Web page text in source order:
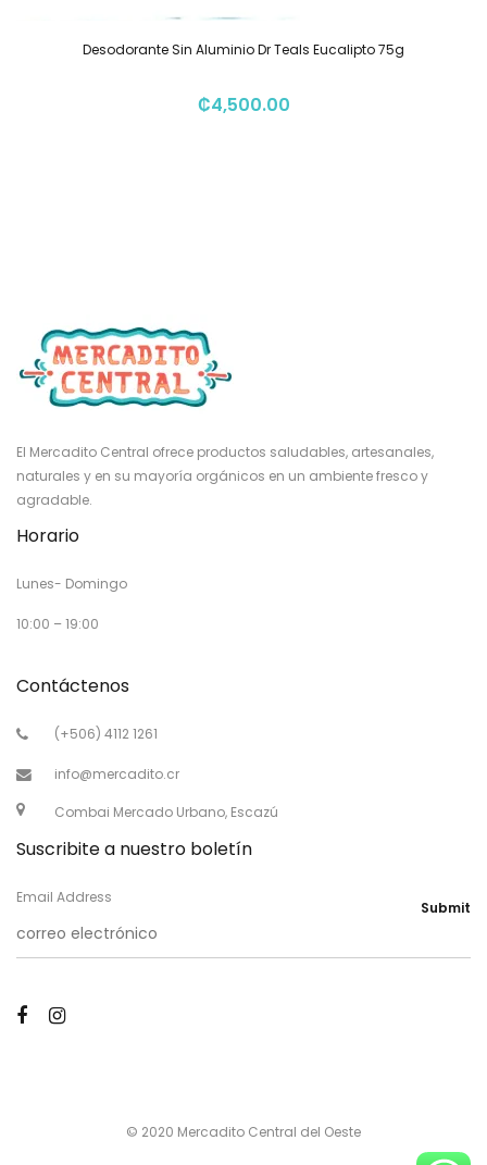
Desodorante Sin Aluminio Dr Teals Eucalipto 75g
₡4,500.00
El Mercadito Central ofrece productos saludables, artesanales,
naturales y en su mayoría orgánicos en un ambiente fresco y
agradable.
Horario
Lunes- Domingo
10:00 – 19:00
Contáctenos
(+506) 4112 1261
info@mercadito.cr
Combai Mercado Urbano, Escazú
Suscribite a nuestro boletín
Email Address
Submit
© 2020 Mercadito Central del Oeste